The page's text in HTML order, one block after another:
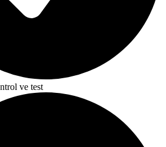
ve test